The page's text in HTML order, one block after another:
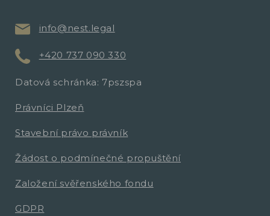
info@nest.legal
+420 737 090 330
Datová schránka: 7pszspa
Právníci Plzeň
Stavební právo právník
Žádost o podmínečné propuštění
Založení svěřenského fondu
GDPR